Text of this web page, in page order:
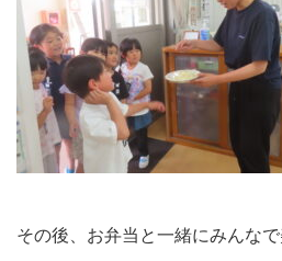
その後、お弁当と一緒にみんな